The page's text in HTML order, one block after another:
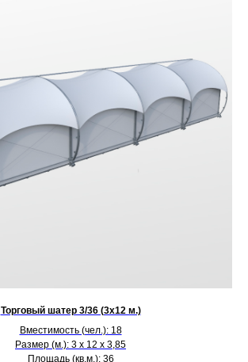
Торговый шатер 3/36 (3х12 м.)
Вместимость (чел.): 18
Размер (м.): 3 х 12 х 3,85
Площадь (кв.м.): 36